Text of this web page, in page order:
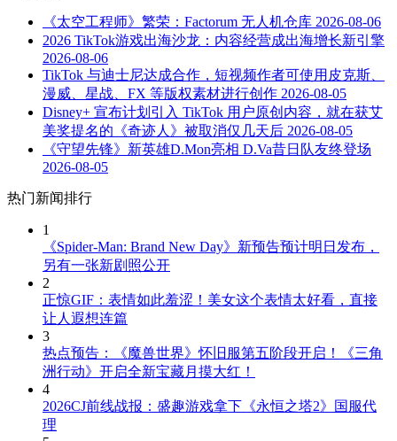
《太空工程师》繁荣：Factorum 无人机仓库 2026-08-06
2026 TikTok游戏出海沙龙：内容经营成出海增长新引擎
2026-08-06
TikTok 与迪士尼达成合作，短视频作者可使用皮克斯、
漫威、星战、FX 等版权素材进行创作 2026-08-05
Disney+ 宣布计划引入 TikTok 用户原创内容，就在获艾
美奖提名的《奇迹人》被取消仅几天后 2026-08-05
《守望先锋》新英雄D.Mon亮相 D.Va昔日队友终登场
2026-08-05
热门新闻排行
1
《Spider-Man: Brand New Day》新预告预计明日发布，
另有一张新剧照公开
2
正惊GIF：表情如此羞涩！美女这个表情太好看，直接
让人遐想连篇
3
热点预告：《魔兽世界》怀旧服第五阶段开启！《三角
洲行动》开启全新宝藏月摸大红！
4
2026CJ前线战报：盛趣游戏拿下《永恒之塔2》国服代
理